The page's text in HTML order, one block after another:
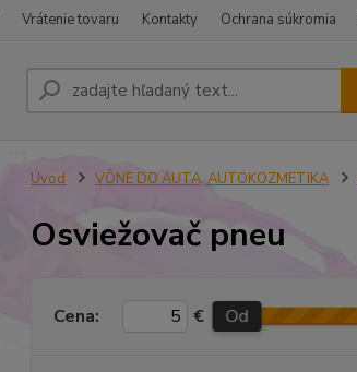
Vrátenie tovaru Kontakty Ochrana súkromia
Úvod VÔNE DO AUTA, AUTOKOZMETIKA
Osviežovač pneu
Cena: € Od